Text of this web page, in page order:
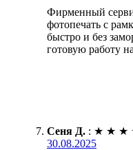
Фирменный
фотопечать с
быстро и без
готовую работу
Сеня Д. : ★ ★ ★
30.08.2025